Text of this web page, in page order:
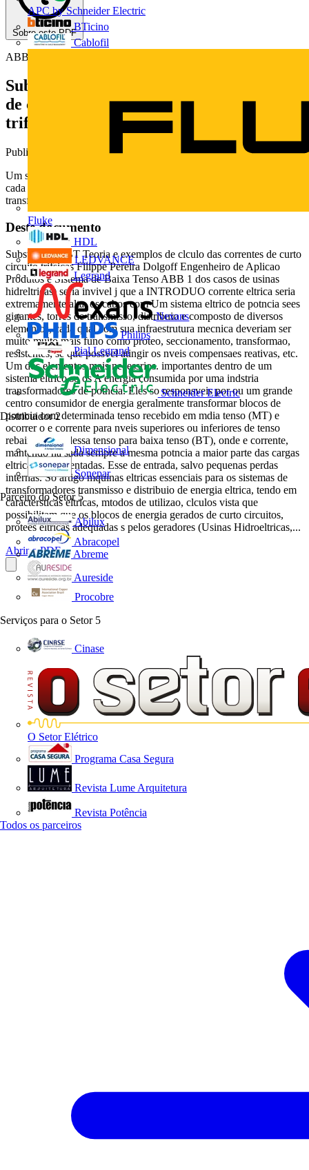
APC by Schneider Electric
BTicino
Cablofil
Fluke
HDL
LEDVANCE
Legrand
Nexans
Philips
Pial Legrand
Schneider Electric
Distribuidor 2
Dimensional
Sonepar
Parceiro do Setor 5
Abilux
Abracopel
Abreme
Aureside
Procobre
Serviços para o Setor 5
Cinase
O Setor Elétrico
Programa Casa Segura
Revista Lume Arquitetura
Revista Potência
Todos os parceiros
Sobre este PDF
ABB
Substações MT/BT – Teoria e exemplos
de cálculo das correntes de curto circuito
trifásicas
Publicado: 11 de novembro de 2015
· Categoria: Technical Papers
Um sistema elétrico de potência é composto de diversos elementos,
cada qual com sua função como proteção, seccionamento,
transformação, compensações reativas, etc.
Deste documento
Substaes MT/BT Teoria e exemplos de clculo das correntes de curto
circuito trifsicas Filippe Pereira Dolgoff Engenheiro de Aplicao
Produtos e Sistema de Baixa Tenso ABB 1 dos casos de usinas
hidreltricas) seria invivel j que a INTRODUO corrente eltrica seria
extremamente alta, os cabos com Um sistema eltrico de potncia sees
gigantes, torres de transmisso, distribuio e composto de diversos
elementos, cada qual com sua infraestrutura mecnica deveriam ser
muito muito mais funo como proteo, seccionamento, transformao,
resistentes, se que possvel atingir os nveis compensaes reativas, etc.
Um dos elementos mais necessrios. importantes dentro de um
sistema eltrico so os A energia consumida por uma indstria
transformadores de potncia. Eles so responsveis por ou um grande
centro consumidor de energia geralmente transformar blocos de
potncia com determinada tenso recebido em mdia tenso (MT) e
ocorrer o e corrente para nveis superiores ou inferiores de tenso
rebaixamento dessa tenso para baixa tenso (BT), onde e corrente,
mantendo na sada sempre a mesma potncia a maior parte das cargas
eltricas so alimentadas. Esse de entrada, salvo pequenas perdas
internas. So artigo mquinas eltricas essenciais para os sistemas de
transformadores transmisso e distribuio de energia eltrica, tendo em
caractersticas eltricas, mtodos de utilizao, clculos vista que
possibilitam que os blocos de energia gerados de curto circuitos,
protees eltricas adequadas s pelos geradores (Usinas Hidroeltricas,...
Abrir o PDF